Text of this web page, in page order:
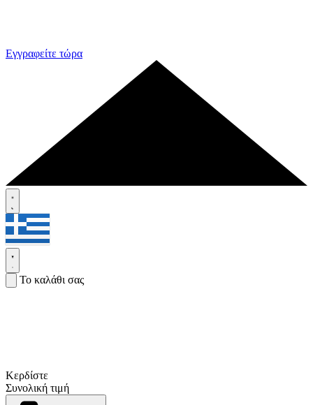
Εγγραφείτε τώρα
Το καλάθι σας
Κερδίστε
Συνολική τιμή